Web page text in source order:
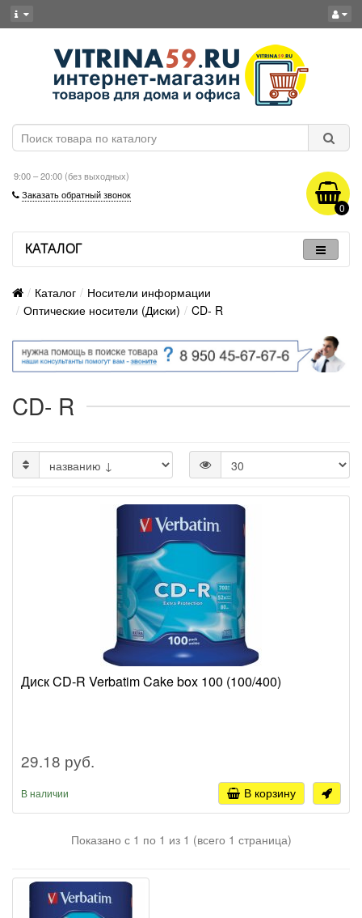
9:00 – 20:00 (без выходных)
Заказать обратный звонок
0
КАТАЛОГ
Каталог
Носители информации
Оптические носители (Диски)
CD- R
CD- R
Диск CD-R Verbatim Cake box 100 (100/400)
29.18 руб.
В наличии В корзину
Показано с 1 по 1 из 1 (всего 1 страница)